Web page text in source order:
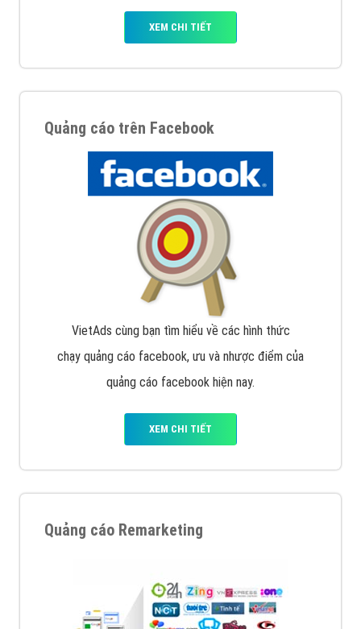
XEM CHI TIẾT
Quảng cáo trên Facebook
VietAds cùng bạn tìm hiểu về các hình thức
chạy quảng cáo facebook, ưu và nhược điểm của
quảng cáo facebook hiện nay.
XEM CHI TIẾT
Quảng cáo Remarketing